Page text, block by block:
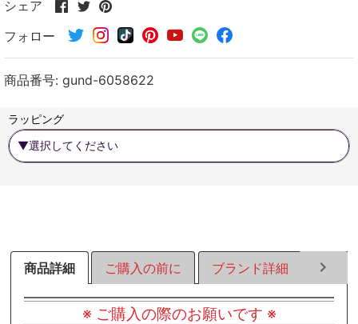
シェア
シ
ェ
す
シ
ェ
ア
シ
ェ
ア
す
フォロー
商品番号: gund-6058622
ラッピング
商品詳細 ご購入の前に ブランド詳細 ラッ
※ ご購入の際のお願いです ※